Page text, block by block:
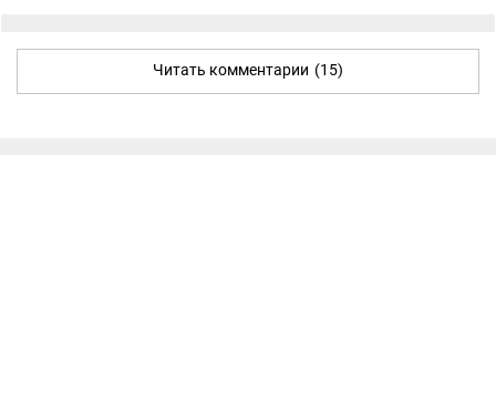
Читать комментарии (15)